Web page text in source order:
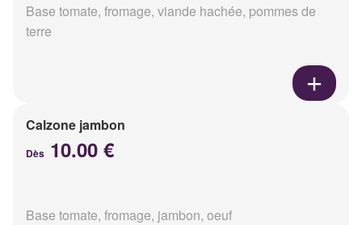
Base tomate, fromage, viande hachée, pommes de
terre
Calzone jambon
Dès 10.00 €
Base tomate, fromage, jambon, oeuf